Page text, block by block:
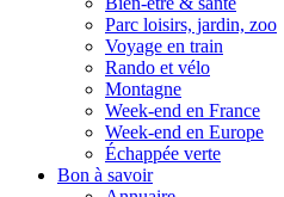
Parc loisirs, jardin, zoo
Voyage en train
Rando et vélo
Montagne
Week-end en France
Week-end en Europe
Échappée verte
Bon à savoir